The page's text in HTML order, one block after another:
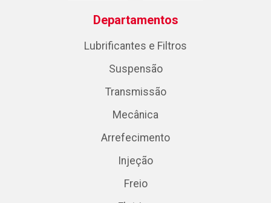
Departamentos
Lubrificantes e Filtros
Suspensão
Transmissão
Mecânica
Arrefecimento
Injeção
Freio